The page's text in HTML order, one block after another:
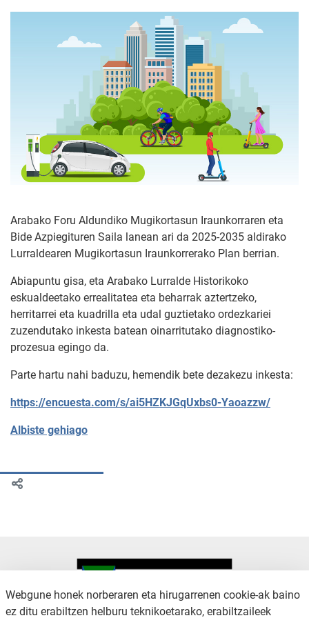
Arabako Foru Aldundiko Mugikortasun Iraunkorraren eta
Bide Azpiegituren Saila lanean ari da 2025-2035 aldirako
Lurraldearen Mugikortasun Iraunkorrerako Plan berrian.
Abiapuntu gisa, eta Arabako Lurralde Historikoko
eskualdeetako errealitatea eta beharrak aztertzeko,
herritarrei eta kuadrilla eta udal guztietako ordezkariei
zuzendutako inkesta batean oinarritutako diagnostiko-
prozesua egingo da.
Parte hartu nahi baduzu, hemendik bete dezakezu inkesta:
https://encuesta.com/s/ai5HZKJGqUxbs0-Yaoazzw/
Albiste gehiago
Webgune honek norberaren eta hirugarrenen cookie-ak baino
ez ditu erabiltzen helburu teknikoetarako, erabiltzaileek